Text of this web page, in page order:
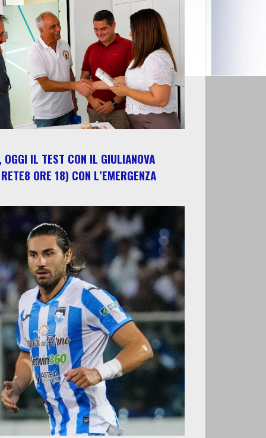
OGGI IL TEST CON IL GIULIANOVA
ORE 18) CON L’EMERGENZA